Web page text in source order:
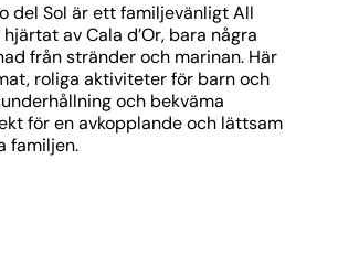
del Sol är ett familjevänligt All
av Cala d’Or, bara några
från stränder och marinan. Här
roliga aktiviteter för barn och
och bekväma
för en avkopplande och lättsam
familjen.